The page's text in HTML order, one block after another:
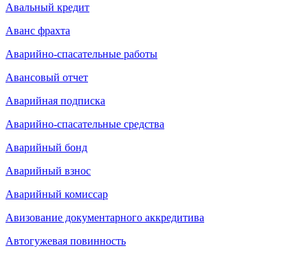
Авальный кредит
Аванс фрахта
Аварийно-спасательные работы
Авансовый отчет
Аварийная подписка
Аварийно-спасательные средства
Аварийный бонд
Аварийный взнос
Аварийный комиссар
Авизование документарного аккредитива
Автогужевая повинность